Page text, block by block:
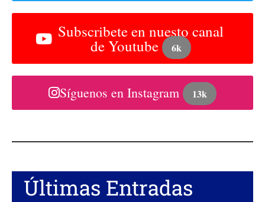
Subscribete en nuesto canal
de Youtube 6k
Síguenos en Instagram 13k
Últimas Entradas